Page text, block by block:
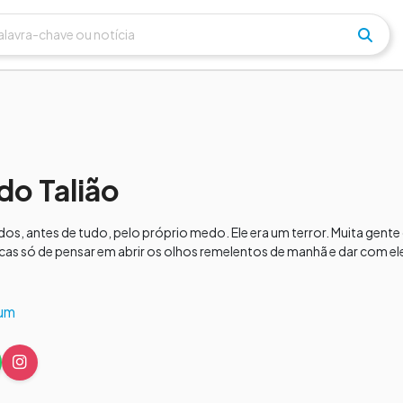
Talião
antes de tudo, pelo próprio medo. Ele era um terror. Muita
só de pensar em abrir os olhos remelentos de manhã e dar com